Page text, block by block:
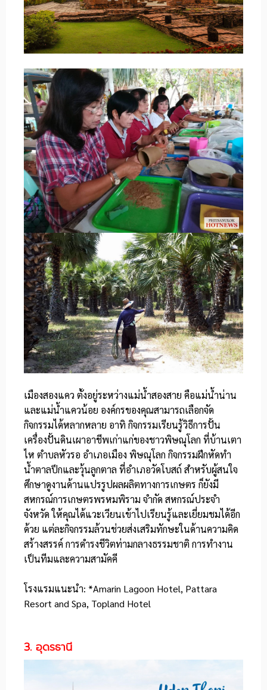
เมืองสองแคว ตั้งอยู่ระหว่างแม่น้ำสองสาย คือแม่น้ำน่าน
และแม่น้ำแควน้อย องค์กรของคุณสามารถเลือกจัด
กิจกรรมได้หลากหลาย อาทิ กิจกรรมเรียนรู้วิธีการปั้น
เครื่องปั้นดินเผาอาชีพเก่าแก่ของชาวพิษณุโลก ที่บ้านเตา
ไห ตำบลหัวรอ อำเภอเมือง พิษณุโลก กิจกรรมฝึกหัดทำ
น้ำตาลปึกและวุ้นลูกตาล ที่อำเภอวัดโบสถ์ สำหรับผู้สนใจ
ศึกษาดูงานด้านแปรรูปผลผลิตทางการเกษตร ก็ยังมี
สหกรณ์การเกษตรพรหมพิราม จำกัด สหกรณ์ประจำ
จังหวัด ให้คุณได้แวะเวียนเข้าไปเรียนรู้และเยี่ยมชมได้อีก
ด้วย แต่ละกิจกรรมล้วนช่วยส่งเสริมทักษะในด้านความคิด
สร้างสรรค์ การดำรงชีวิตท่ามกลางธรรมชาติ การทำงาน
เป็นทีมและความสามัคคี
โรงแรมแนะนำ: *Amarin Lagoon Hotel, Pattara
Resort and Spa, Topland Hotel
3. อุดรธานี